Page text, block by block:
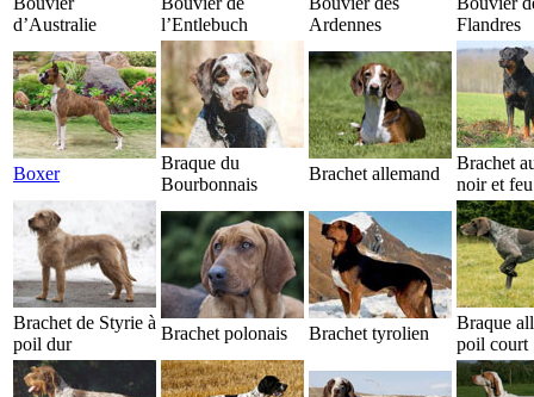
d’Australie
l’Entlebuch
Ardennes
Flandres
Boxer
Braque du
Bourbonnais
Brachet allemand
Brachet
noir et feu
Brachet de Styrie à
poil dur
Brachet polonais Brachet tyrolien
Braque
poil court